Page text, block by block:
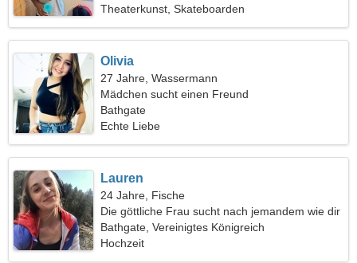
Theaterkunst, Skateboarden
Olivia
27 Jahre, Wassermann
Mädchen sucht einen Freund
Bathgate
Echte Liebe
Lauren
24 Jahre, Fische
Die göttliche Frau sucht nach jemandem wie dir
Bathgate, Vereinigtes Königreich
Hochzeit